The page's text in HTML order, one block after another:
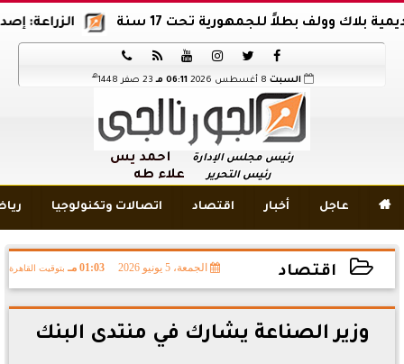
الزراعة: إصدار 12 ألف موافقة وتصريح بالمبيدات خلال 6 شهور وولف بطلاً للجمهورية تحت 17 سنة






السبت 06:11 مـ 23 صفر 1448 هـ
رئيس مجلس الإدارة أحمد يس
رئيس التحرير علاء طه
 عاجل أخبار اقتصاد اتصالات وتكنولوجيا
اقتصاد الجمعة، 5 يونيو 2026 01:03 مـ بتوقيت القاهرة
2026-06-05 13:03:55
وزير الصناعة يشارك في منتدى البنك